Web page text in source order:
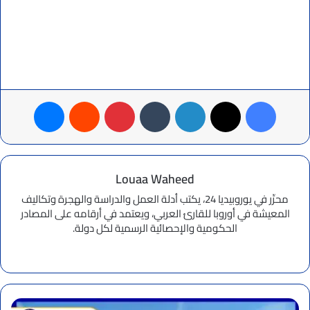
فيسبوك لينكدإن بينتيريست ماسنجر
Louaa Waheed
محرِّر في يوروبيديا 24، يكتب أدلة العمل والدراسة والهجرة وتكاليف
المعيشة في أوروبا للقارئ العربي، ويعتمد في أرقامه على المصادر
الحكومية والإحصائية الرسمية لكل دولة.
تعرف